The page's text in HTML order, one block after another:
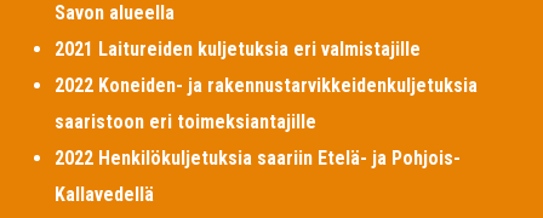
Savon alueella
2021 Laitureiden kuljetuksia eri valmistajille
2022 Koneiden- ja rakennustarvikkeidenkuljetuksia
saaristoon eri toimeksiantajille
2022 Henkilökuljetuksia saariin Etelä- ja Pohjois-
Kallavedellä